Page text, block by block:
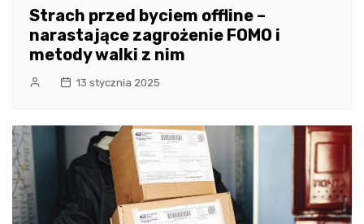
Strach przed byciem offline –
narastające zagrożenie FOMO i
metody walki z nim
13 stycznia 2025